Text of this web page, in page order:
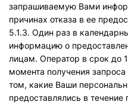
запрашиваемую Вами
причинах отказа в ее
5.1.3. Один раз в
информацию о
лицам. Оператор в срок до
момента получения
том, какие Ваши
предоставлялись в